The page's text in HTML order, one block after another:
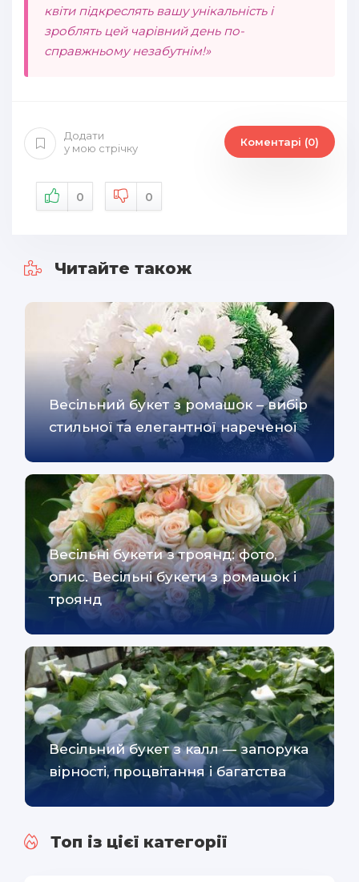
квіти підкреслять вашу унікальність і
зроблять цей чарівний день по-
справжньому незабутнім!»
Додати
у мою стрічку
Коментарі (0)
0 0
Читайте також
Весільний букет з ромашок – вибір
стильної та елегантної нареченої
Весільні букети з троянд: фото,
опис. Весільні букети з ромашок і
троянд
Весільний букет з калл — запорука
вірності, процвітання і багатства
Топ із цієї категорії